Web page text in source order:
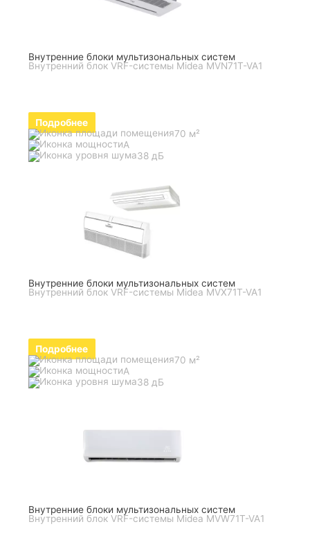
Внутренние блоки мультизональных систем
Внутренний блок VRF-системы Midea MVN71T-VA1
Подробнее
70 м²
A
38 дБ
Внутренние блоки мультизональных систем
Внутренний блок VRF-системы Midea MVX71T-VA1
Подробнее
70 м²
A
38 дБ
Внутренние блоки мультизональных систем
Внутренний блок VRF-системы Midea MVW71T-VA1